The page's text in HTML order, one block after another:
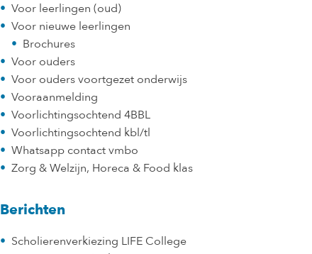
Voor leerlingen (oud)
Voor nieuwe leerlingen
Brochures
Voor ouders
Voor ouders voortgezet onderwijs
Vooraanmelding
Voorlichtingsochtend 4BBL
Voorlichtingsochtend kbl/tl
Whatsapp contact vmbo
Zorg & Welzijn, Horeca & Food klas
Berichten
Scholierenverkiezing LIFE College